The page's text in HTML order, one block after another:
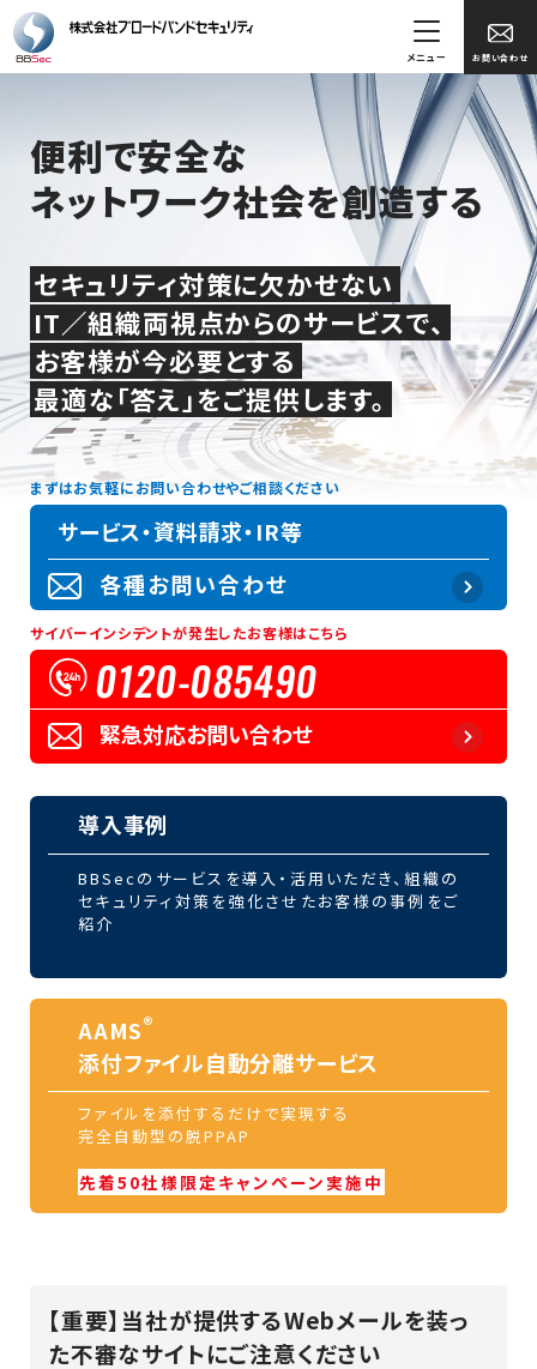
お問い合わせ
メニュー
便利で安全な
ネットワーク社会を創造する
セキュリティ対策に欠かせない
IT／組織両視点からのサービスで、
お客様が今必要とする
最適な「答え」をご提供します。
まずはお気軽にお問い合わせやご相談ください
サービス・資料請求・IR等
各種お問い合わせ
サイバーインシデントが発生したお客様はこちら
0120-085490
緊急対応お問い合わせ
導入事例
BBSecのサービスを導入・活用いただき、組織の
セキュリティ対策を強化させたお客様の事例をご
紹介
AAMS®
添付ファイル自動分離サービス
ファイルを添付するだけで実現する
完全自動型の脱PPAP
先着50社様限定キャンペーン実施中
【重要】当社が提供するWebメールを装っ
た不審なサイトにご注意ください